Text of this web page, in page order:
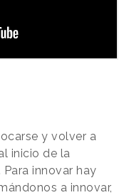
y volver a
inicio de la
innovar hay
a innovar,